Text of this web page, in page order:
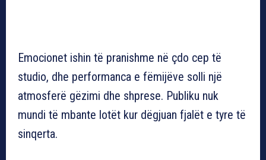
Emocionet ishin të pranishme në çdo cep të
studio, dhe performanca e fëmijëve solli një
atmosferë gëzimi dhe shprese. Publiku nuk
mundi të mbante lotët kur dëgjuan fjalët e tyre të
sinqerta.